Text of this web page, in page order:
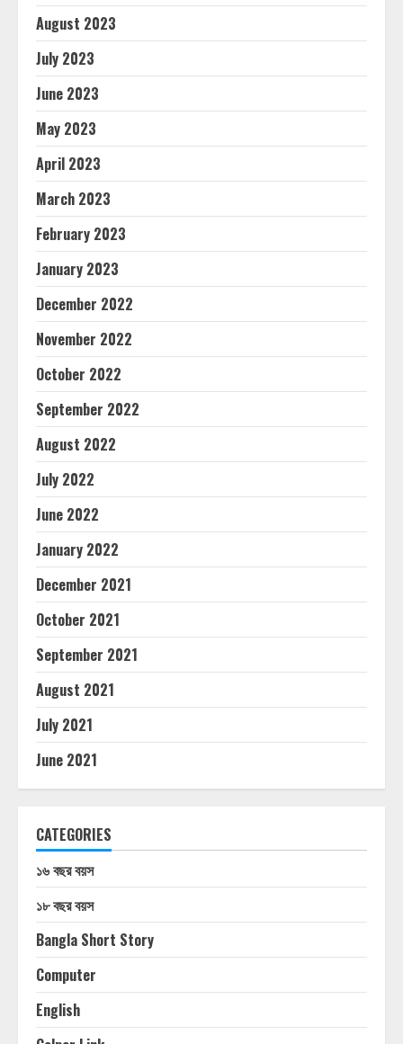
August 2023
July 2023
June 2023
May 2023
April 2023
March 2023
February 2023
January 2023
December 2022
November 2022
October 2022
September 2022
August 2022
July 2022
June 2022
January 2022
December 2021
October 2021
September 2021
August 2021
July 2021
June 2021
CATEGORIES
১৬ বছর বয়স
১৮ বছর বয়স
Bangla Short Story
Computer
English